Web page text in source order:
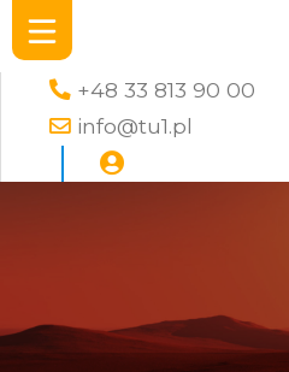
+48 33 813 90 00
info@tu1.pl